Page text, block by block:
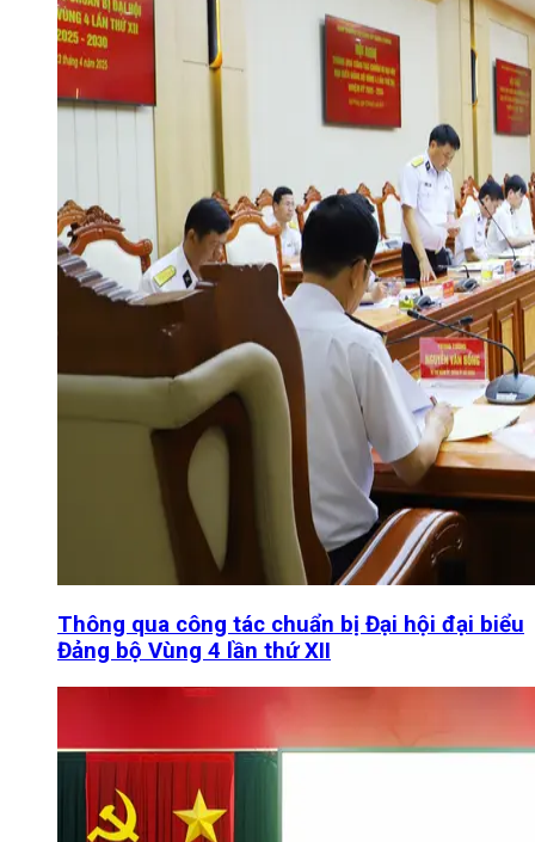
Thông qua công tác chuẩn bị Đại hội đại biểu
Đảng bộ Vùng 4 lần thứ XII